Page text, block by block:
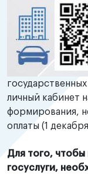
личный кабинет
формирования,
оплаты (1
Для того, чтобы
госуслуги,